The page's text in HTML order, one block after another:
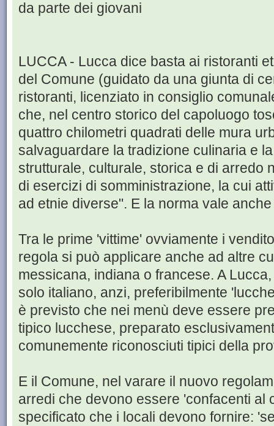
da parte dei giovani
LUCCA - Lucca dice basta ai ristoranti
del Comune (guidato da una giunta di
ristoranti, licenziato in consiglio
che, nel centro storico del capoluogo
quattro chilometri quadrati delle mura
salvaguardare la tradizione culinaria e
strutturale, culturale, storica e di arredo
di esercizi di somministrazione, la cui
ad etnie diverse". E la norma vale
Tra le prime 'vittime' ovviamente i
regola si può applicare anche ad altre
messicana, indiana o francese. A
solo italiano, anzi, preferibilmente
è previsto che nei menù deve essere
tipico lucchese, preparato
comunemente riconosciuti tipici della
E il Comune, nel varare il nuovo
arredi che devono essere 'confacenti al
specificato che i locali devono fornire: